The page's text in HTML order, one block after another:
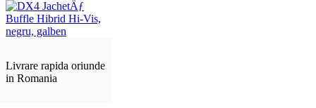
Livrare rapida oriunde
in Romania